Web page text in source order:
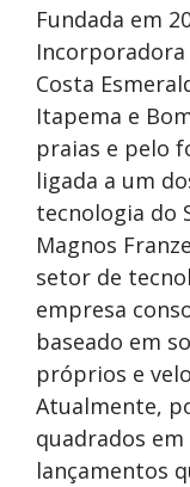
Fundada em
Incorporadora
Costa
Itapema e
praias e pelo
ligada a um
tecnologia do
Magnos
setor de
empresa
baseado em
próprios e
Atualmente,
quadrados
lançamentos